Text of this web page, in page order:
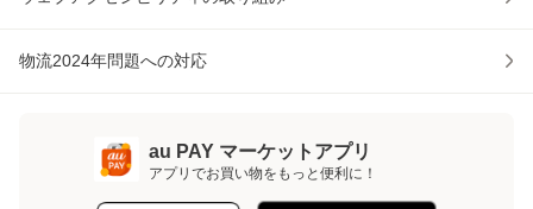
物流2024年問題への対応
au PAY マーケットアプリ
アプリでお買い物をもっと便利に！